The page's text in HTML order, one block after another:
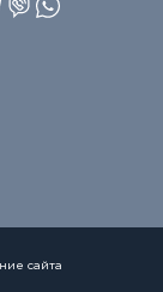
сайта